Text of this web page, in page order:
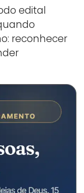
edital
reconhecer